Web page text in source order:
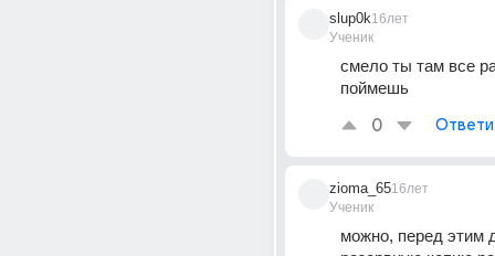
slup0k
Ученик
16лет
смело ты там все
поймешь
0
zioma_65
Ученик
16лет
можно, перед этим